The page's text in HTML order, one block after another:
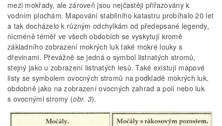
mezi mokřady, ale zároveň jsou nejčastěji přiřazovány k
vodním plochám. Mapování stabilního katastru probíhalo 20 let
a tak docházelo k různým odchylkám od předepsané legendy,
nicméně téměř ve všech obdobích se vyskytují kromě
základního zobrazení mokrých luk také mokré louky s
dřevinami. Převážně se jedná o symbol listnatých stromů,
stejný jako u zobrazení listnatých lesů. Také existují mapové
listy se symbolem ovocných stromů na podkladě mokrých luk,
obdobně jako na zobrazení ovocných zahrad a polí nebo luk
s ovocnými stromy (obr. 3).